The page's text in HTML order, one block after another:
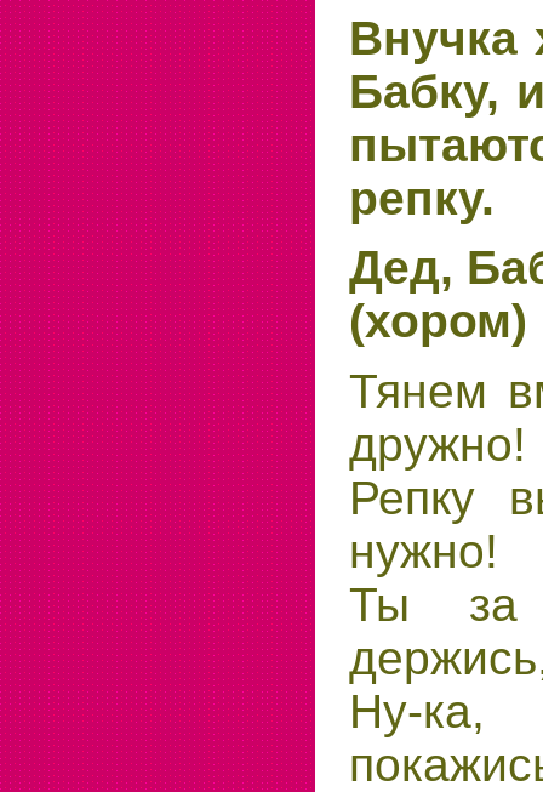
Внучка
Бабку,
репку.
Дед,
(хором)
Тянем
дружно!
Репку
нужно!
Ты за
Ну-